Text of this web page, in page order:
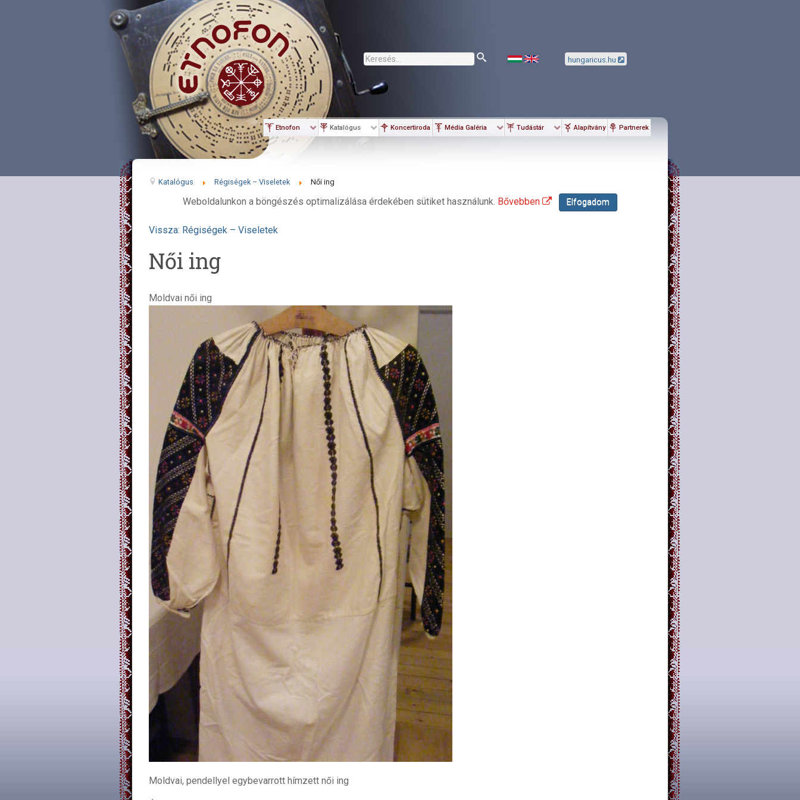
Keresés... hungaricus.hu
Etnofon Katalógus Koncertiroda Média Galéria Tudástár Alapítvány Partnerek
Katalógus Régiségek – Viseletek Női ing
Weboldalunkon a böngészés optimalizálása érdekében sütiket használunk. Bővebben Elfogadom
Vissza: Régiségek – Viseletek
Női ing
Moldvai női ing
Moldvai, pendellyel egybevarrott hímzett női ing